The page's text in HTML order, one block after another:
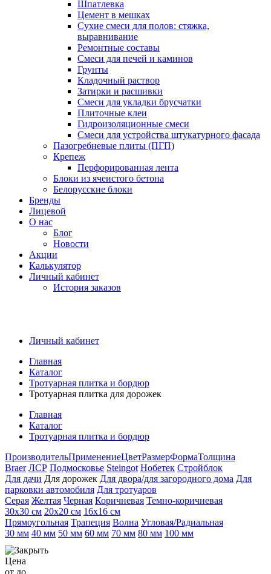
Шпатлевка
Цемент в мешках
Сухие смеси для полов: стяжка,
выравнивание
Ремонтные составы
Смеси для печей и каминов
Грунты
Кладочный раствор
Затирки и расшивки
Смеси для укладки брусчатки
Плиточные клеи
Гидроизоляционные смеси
Смеси для устройства штукатурного фасада
Пазогребневые плиты (ПГП)
Крепеж
Перфорированная лента
Блоки из ячеистого бетона
Белорусские блоки
Бренды
Лицевой
О нас
Блог
Новости
Акции
Калькулятор
Личный кабинет
История заказов
Личный кабинет
Главная
Каталог
Тротуарная плитка и бордюр
Тротуарная плитка для дорожек
Главная
Каталог
Тротуарная плитка и бордюр
ПроизводительПрименениеЦветРазмерФормаТолщина
Braer ЛСР Подмосковье Steingot Нобетек Стройблок
Для дачи Для дорожек Для двора/для загородного дома Для
парковки автомобиля Для тротуаров
Серая Желтая Черная Коричневая Темно-коричневая
30х30 см 20х20 см 16х16 см
Прямоугольная Трапеция Волна Угловая/Радиальная
30 мм 40 мм 50 мм 60 мм 70 мм 80 мм 100 мм
Цена
от до